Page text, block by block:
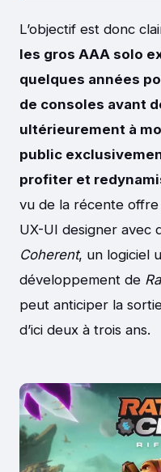
L’objectif est donc
les gros AAA solo
quelques années
de consoles avant
ultérieurement à
public
profiter et
vu de la récente offre
UX-UI designer avec
Coherent, un logiciel
développement de
peut anticiper la
d’ici deux à trois ans.